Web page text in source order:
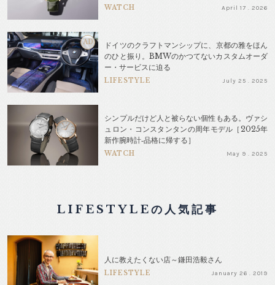
WATCH April 17 . 2026
AD
ドイツのクラフトマンシップに、京都の雅をほん
のひと振り。BMWのかつてないカスタムオーダ
ー・サービスに迫る
LIFESTYLE July 25 . 2025
シンプルだけど人と被らない個性もある。ヴァシ
ュロン・コンスタンタンの周年モデル［2025年
新作腕時計‐品格に帰する］
WATCH May 9 . 2025
LIFESTYLEの人気記事
人に教えたくない店～鎌田浩毅さん
LIFESTYLE January 26 . 2019